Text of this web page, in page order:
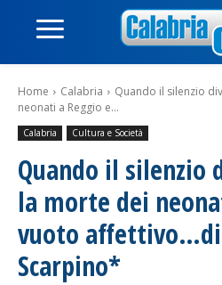
Home Calabria
Quando il silenzio
neonati a Reggio e...
Calabria Cultura e Società
Quando il silenzio
la morte dei
vuoto affettivo…di
Scarpino*